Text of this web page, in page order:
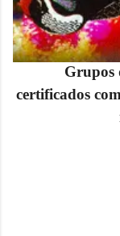
Grupos
certificados